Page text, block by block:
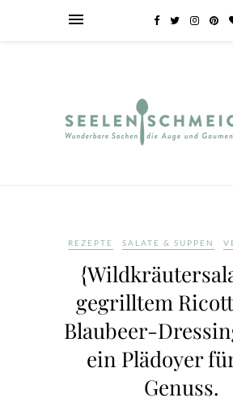
REZEPTE SALATE & SUPPEN
gegrilltem
Blaubeer-
ein Plädoyer
Genuss.